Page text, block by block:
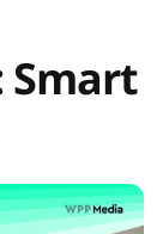
Smart